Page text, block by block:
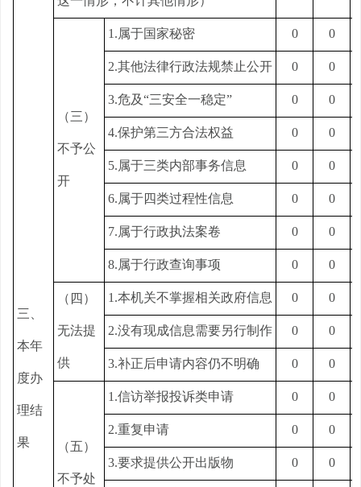
三、
本年
度办
理结
果
（三）
不予公
开
1.属于国家秘密 0 0
2.其他法律行政法规禁止公开 0 0
3.危及“三安全一稳定” 0 0
4.保护第三方合法权益 0 0
5.属于三类内部事务信息 0 0
6.属于四类过程性信息 0 0
7.属于行政执法案卷 0 0
8.属于行政查询事项 0 0
（四）
无法提
供
1.本机关不掌握相关政府信息 0 0
2.没有现成信息需要另行制作 0 0
3.补正后申请内容仍不明确 0 0
（五）
不予处
1.信访举报投诉类申请 0 0
2.重复申请 0 0
3.要求提供公开出版物 0 0